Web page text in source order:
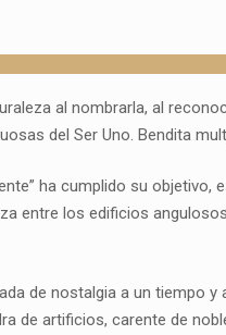
al nombrarla, al
del Ser Uno. Bendita
ha cumplido su
entre los edificios
de nostalgia a un tiempo
de artificios, carente de